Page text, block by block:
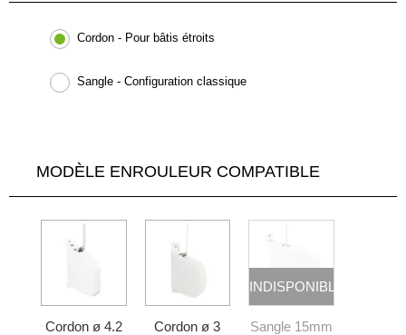
Cordon - Pour bâtis étroits
Sangle - Configuration classique
MODÈLE ENROULEUR COMPATIBLE
Cordon ø 4.2
Cordon ø 3
INDISPONIBLE
Sangle 15mm